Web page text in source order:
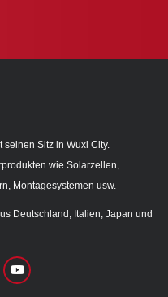
Sitz in Wuxi City.
wie Solarzellen,
Montagesystemen usw.
Deutschland, Italien, Japan und